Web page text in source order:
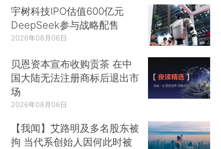
宇树科技IPO估值600亿元
DeepSeek参与战略配售
2026年08月06日
贝恩资本宣布收购贡茶 在中
国大陆无法注册商标后退出市
场
2026年08月06日
【我闻】艾路明及多名股东被
拘 当代系创始人因何此时被